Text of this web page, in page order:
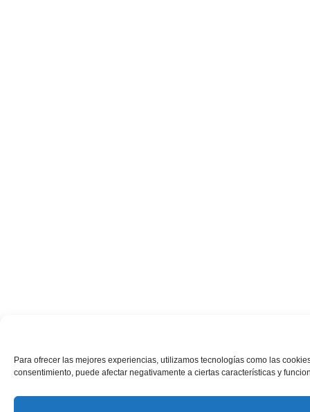
Para ofrecer las mejores experiencias, utilizamos tecnologías como las
consentimiento, puede afectar negativamente a ciertas características y